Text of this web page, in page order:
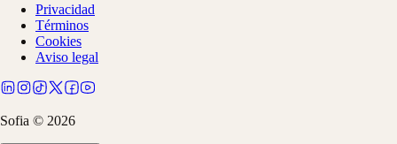
Privacidad
Términos
Cookies
Aviso legal
Sofia © 2026